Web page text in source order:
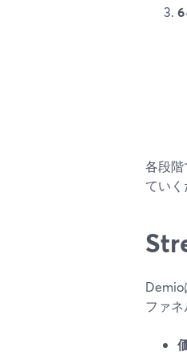
各段
てい
Demio
ファ